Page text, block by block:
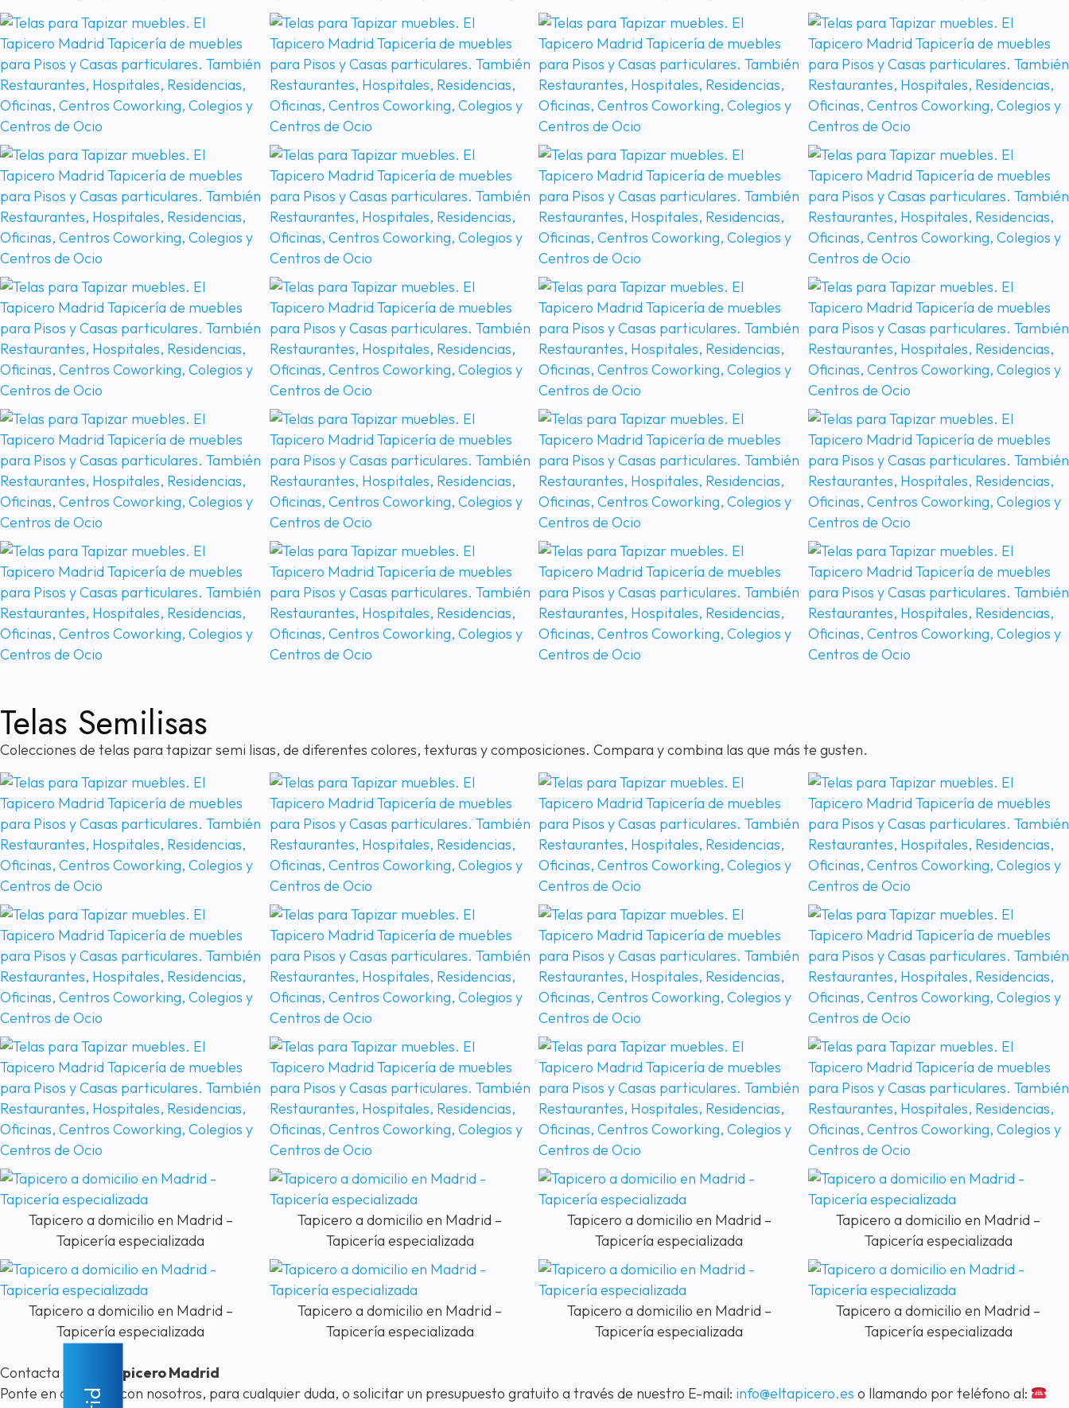
Telas Semilisas
Colecciones de telas para tapizar semi lisas, de diferentes colores, texturas y composiciones. Compara y combina las que más te gusten.
Tapicero a domicilio en Madrid –
Tapicería especializada
Tapicero a domicilio en Madrid –
Tapicería especializada
Tapicero a domicilio en Madrid –
Tapicería especializada
Tapicero a domicilio en Madrid –
Tapicería especializada
Tapicero a domicilio en Madrid –
Tapicería especializada
Tapicero a domicilio en Madrid –
Tapicería especializada
Tapicero a domicilio en Madrid –
Tapicería especializada
Tapicero a domicilio en Madrid –
Tapicería especializada
Contacta con
El Tapicero Madrid
Ponte en contacto con nosotros, para cualquier duda, o solicitar un presupuesto gratuito a través de nuestro E-mail: info@eltapicero.es o llamando por teléfono al: